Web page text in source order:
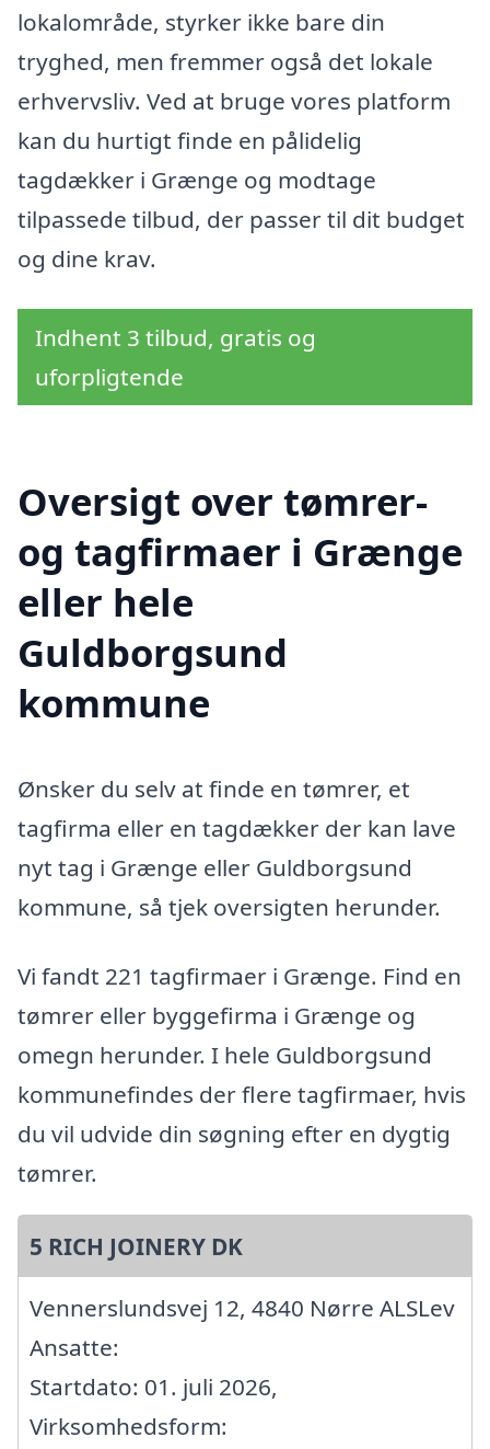
lokalområde, styrker ikke bare din
tryghed, men fremmer også det lokale
erhvervsliv. Ved at bruge vores platform
kan du hurtigt finde en pålidelig
tagdækker i Grænge og modtage
tilpassede tilbud, der passer til dit budget
og dine krav.
Indhent 3 tilbud, gratis og
uforpligtende
Oversigt over tømrer-
og tagfirmaer i Grænge
eller hele
Guldborgsund
kommune
Ønsker du selv at finde en tømrer, et
tagfirma eller en tagdækker der kan lave
nyt tag i Grænge eller Guldborgsund
kommune, så tjek oversigten herunder.
Vi fandt 221 tagfirmaer i Grænge. Find en
tømrer eller byggefirma i Grænge og
omegn herunder. I hele Guldborgsund
kommunefindes der flere tagfirmaer, hvis
du vil udvide din søgning efter en dygtig
tømrer.
5 RICH JOINERY DK
Vennerslundsvej 12, 4840 Nørre ALSLev
Ansatte:
Startdato: 01. juli 2026,
Virksomhedsform: